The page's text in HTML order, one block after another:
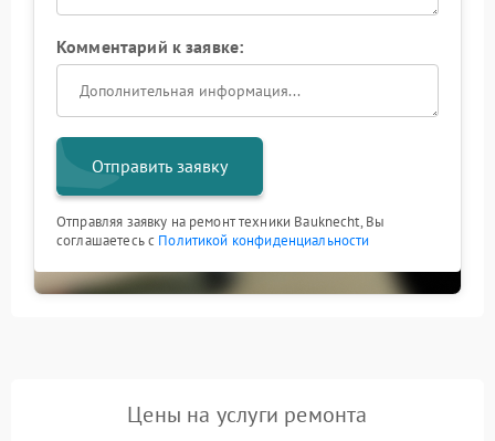
Комментарий к заявке:
Отправить заявку
Отправляя заявку на ремонт техники Bauknecht, Вы
соглашаетесь с Политикой конфиденциальности
Цены на услуги ремонта